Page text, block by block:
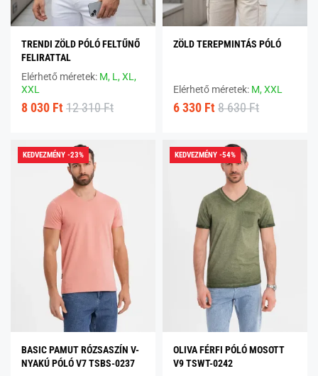
TRENDI ZÖLD PÓLÓ FELTŰNŐ
FELIRATTAL
Elérhető méretek: M, L,XL,
XXL
8 030 Ft 12 310 Ft
ZÖLD TEREPMINTÁS PÓLÓ
Elérhető méretek: M,XXL
6 330 Ft 8 630 Ft
KEDVEZMÉNY -23%
BASIC PAMUT RÓZSASZÍN V-
NYAKÚ PÓLÓ V7 TSBS-0237
KEDVEZMÉNY -54%
OLIVA FÉRFI PÓLÓ MOSOTT
V9 TSWT-0242